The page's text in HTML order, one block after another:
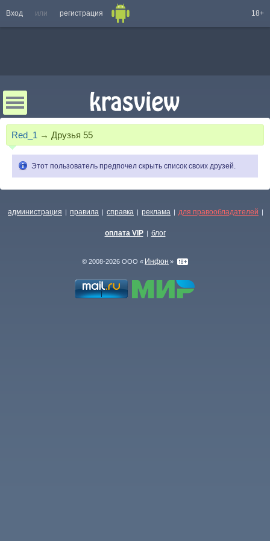
Вход или регистрация 18+
Red_1 → Друзья 55
Этот пользователь предпочел скрыть список своих друзей.
администрация | правила | справка | реклама | для правообладателей |
оплата VIP | блог
© 2008-2026 ООО « Инфон »